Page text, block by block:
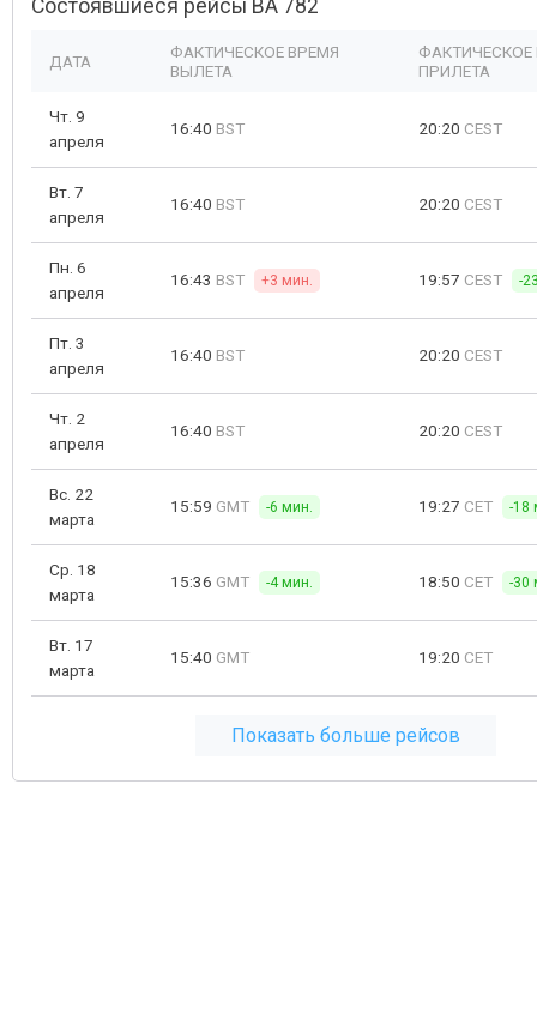
Состоявшиеся рейсы BA 782
ДАТА
ФАКТИЧЕСКОЕ ВРЕМЯ
ВЫЛЕТА
ФАКТИЧЕСКОЕ
ПРИЛЕТА
Чт. 9
апреля
16:40 BST 20:20 CEST
Вт. 7
апреля
16:40 BST 20:20 CEST
Пн. 6
апреля
16:43 BST +3 мин. 19:57 CEST -
Пт. 3
апреля
16:40 BST 20:20 CEST
Чт. 2
апреля
16:40 BST 20:20 CEST
Вс. 22
марта
15:59 GMT -6 мин. 19:27 CET -18
Ср. 18
марта
15:36 GMT -4 мин. 18:50 CET -30
Вт. 17
марта
15:40 GMT 19:20 CET
Показать больше рейсов